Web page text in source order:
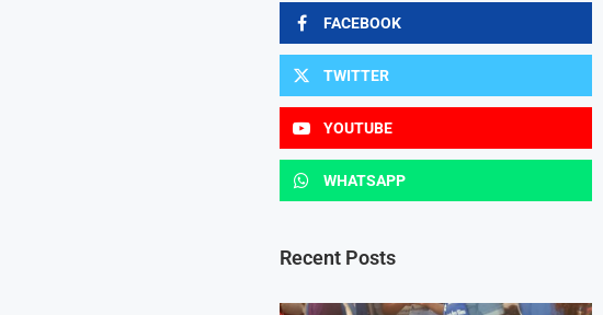
FACEBOOK
TWITTER
YOUTUBE
WHATSAPP
Recent Posts